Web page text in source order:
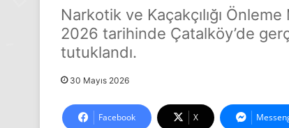
Narkotik ve Kaçakçılığı
2026 tarihinde Çatalköy’de
tutuklandı.
30 Mayıs 2026
Facebook X